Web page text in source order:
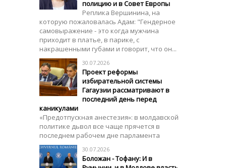
полицию и в Совет Европы
Реплика Вершинина, на
которую пожаловалась Адам: "Гендерное
самовыражение - это когда мужчина
приходит в платье, в парике, с
накрашенными губами и говорит, что он...
30.07.2026
Проект реформы
избирательной системы
Гагаузии рассматривают в
последний день перед
каникулами
«Предотпускная анестезия»: в молдавской
политике дьвол все чаще прячется в
последнем рабочем дне парламента
30.07.2026
Боложан - Тофану: И в